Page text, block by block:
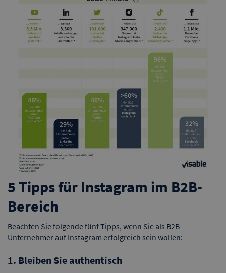
5 Tipps für Instagram im B2B-
Bereich
Beachten Sie folgende fünf Tipps, wenn Sie als B2B-
Unternehmer auf Instagram erfolgreich sein wollen:
1. Bleiben Sie authentisch